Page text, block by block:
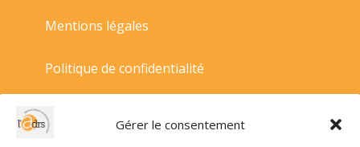
Gérer le consentement
Mentions légales
Politique de confidentialité
Politique de cookies